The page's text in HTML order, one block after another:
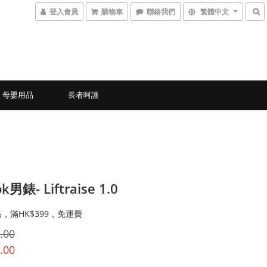
登入會員 購物車 聯絡我們 繁體中文
母嬰用品 長者呵護
男錶- Liftraise 1.0
滿HK$399，免運費